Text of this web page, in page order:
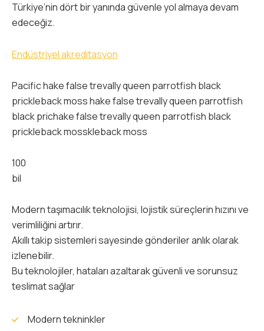
Türkiye’nin dört bir yanında güvenle yol almaya devam
edeceğiz.
Endüstriyel akreditasyon
Pacific hake false trevally queen parrotfish black
prickleback moss hake false trevally queen parrotfish
black prichake false trevally queen parrotfish black
prickleback mosskleback moss
100
bil
Modern taşımacılık teknolojisi, lojistik süreçlerin hızını ve
verimliliğini artırır.
Akıllı takip sistemleri sayesinde gönderiler anlık olarak
izlenebilir.
Bu teknolojiler, hataları azaltarak güvenli ve sorunsuz
teslimat sağlar
Modern tekninkler